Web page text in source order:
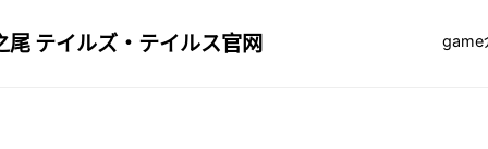
尾 テイルズ・テイルス官网 game